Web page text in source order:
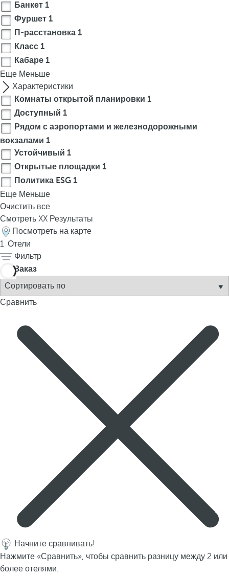
e
f
i
r
s
t
o
p
t
o
n
o
n
t
h
e
p
o
p
p
Банкет 1
Фуршет 1
П-расстановка 1
Класс 1
Кабаре 1
Еще Меньше
Характеристики
Комнаты открытой планировки 1
Доступный 1
Рядом с аэропортами и железнодорожными
вокзалами 1
Устойчивый 1
Открытые площадки 1
Политика ESG 1
Еще Меньше
Очистить все
Смотреть XX Результаты
Посмотреть на карте
1 Отели
Фильтр
Заказ
Сравнить
Начните сравнивать!
Нажмите «Сравнить», чтобы сравнить разницу между 2 или
более отелями.